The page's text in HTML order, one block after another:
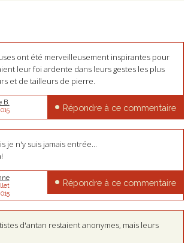
ont été merveilleusement inspirantes pour
leur foi ardente dans leurs gestes les plus
et de tailleurs de pierre.
B.
Répondre à ce commentaire
je n'y suis jamais entrée...
Répondre à ce commentaire
d'antan restaient anonymes, mais leurs